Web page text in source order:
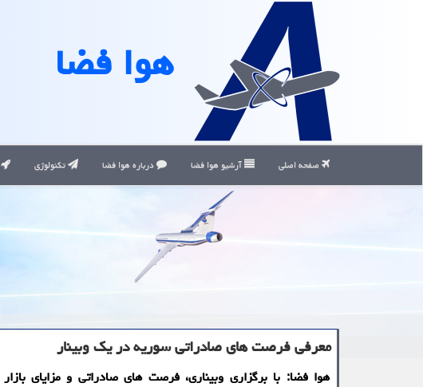
هوا فضا
صفحه اصلی آرشیو هوا فضا درباره هوا فضا تکنولوژی
معرفی فرصت های صادراتی سوریه در یك وبینار
هوا فضا: با برگزاری وبیناری، فرصت های صادراتی و مزایای بازار